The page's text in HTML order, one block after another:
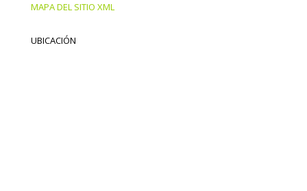
MAPA DEL SITIO XML
UBICACIÓN